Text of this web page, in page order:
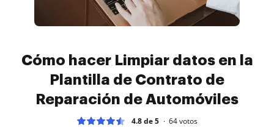
Cómo hacer Limpiar datos en la
Plantilla de Contrato de
Reparación de Automóviles
4.8 de 5 64votos